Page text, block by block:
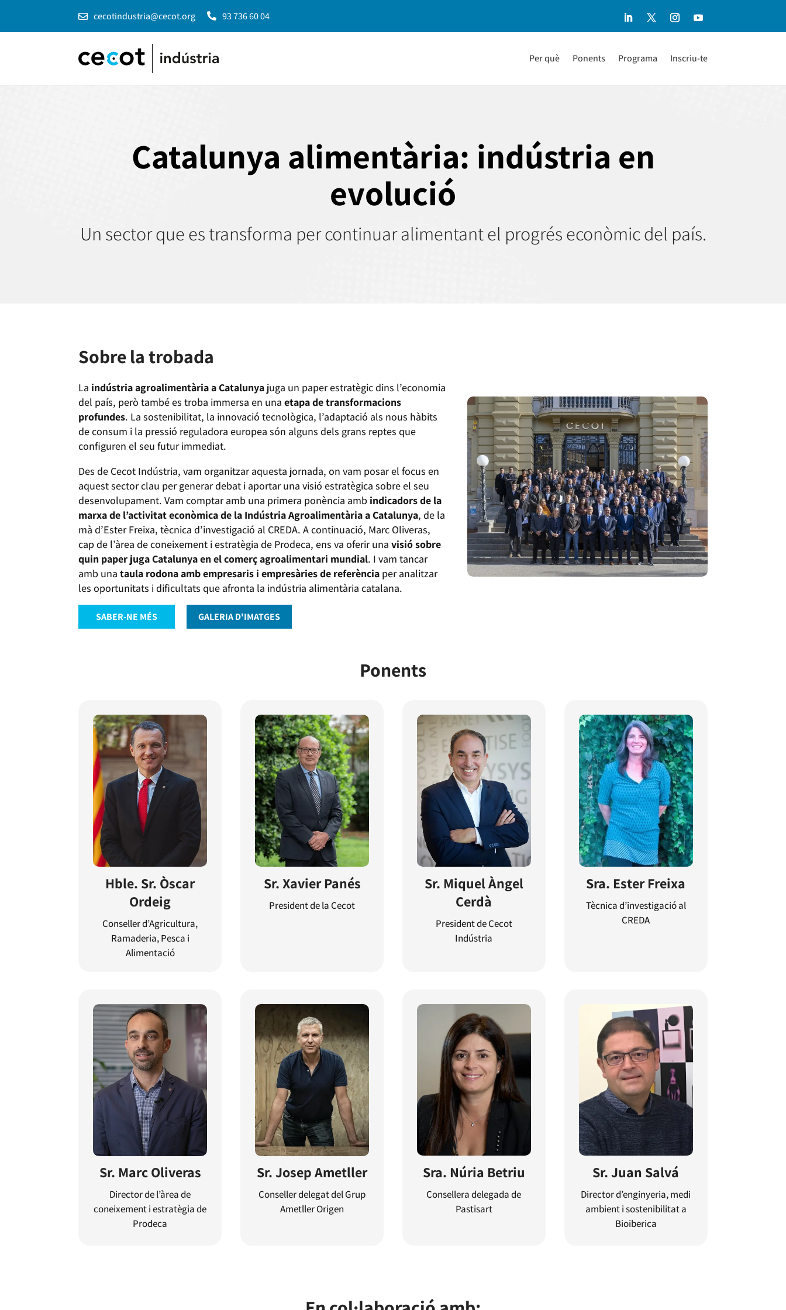
 cecotindustria@cecot.org  93 736 60 04
Per què Ponents Programa Inscriu-te
Catalunya alimentària: indústria en
evolució
Un sector que es transforma per continuar alimentant el progrés econòmic del país.
Sobre la trobada
La indústria agroalimentària a Catalunya juga un paper estratègic dins l’economia
del país, però també es troba immersa en unaetapa de transformacions
profundes. La sostenibilitat, la innovació tecnològica, l’adaptació als nous hàbits
de consum i la pressió reguladora europea són alguns dels grans reptes que
configuren el seu futur immediat.
Des de Cecot Indústria, vam organitzar aquesta jornada, on vam posar el focus en
aquest sector clau per generar debat i aportar una visió estratègica sobre el seu
desenvolupament. Vam comptar amb una primera ponència amb indicadors de la
marxa de l’activitat econòmica de la Indústria Agroalimentària a Catalunya, de la
mà d’Ester Freixa, tècnica d’investigació al CREDA. A continuació, Marc Oliveras,
cap de l’àrea de coneixement i estratègia de Prodeca, ens va oferir unavisió sobre
quin paper juga Catalunya en el comerç agroalimentari mundial. I vam tancar
amb unataula rodona amb empresaris i empresàries de referència per analitzar
les oportunitats i dificultats que afronta la indústria alimentària catalana.
SABER-NE MÉS GALERIA D'IMATGES
Ponents
Hble. Sr. Òscar
Ordeig
Conseller d’Agricultura,
Ramaderia, Pesca i
Alimentació
Sr. Xavier Panés
President de la Cecot
Sr. Miquel Àngel
Cerdà
President de Cecot
Indústria
Sra. Ester Freixa
Tècnica d’investigació al
CREDA
Sr. Marc Oliveras
Director de l’àrea de
coneixement i estratègia de
Prodeca
Sr. Josep Ametller
Conseller delegat del Grup
Ametller Origen
Sra. Núria Betriu
Consellera delegada de
Pastisart
Sr. Juan Salvá
Director d’enginyeria, medi
ambient i sostenibilitat a
Bioiberica